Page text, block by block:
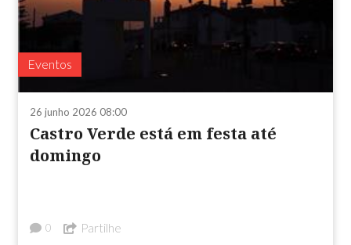
Eventos
26 junho 2026 08:00
Castro Verde está em festa até
domingo
0 Partilhe